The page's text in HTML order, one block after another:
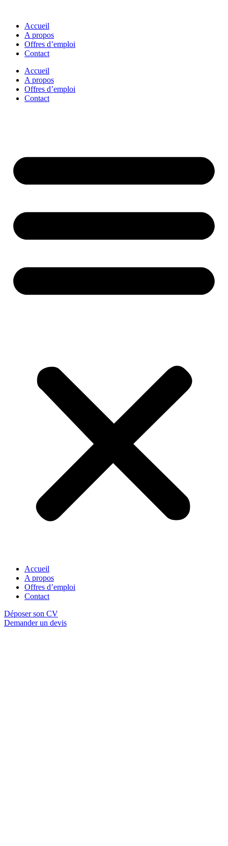
Accueil
A propos
Offres d’emploi
Contact
Accueil
A propos
Offres d’emploi
Contact
Accueil
A propos
Offres d’emploi
Contact
Déposer son CV
Demander un devis